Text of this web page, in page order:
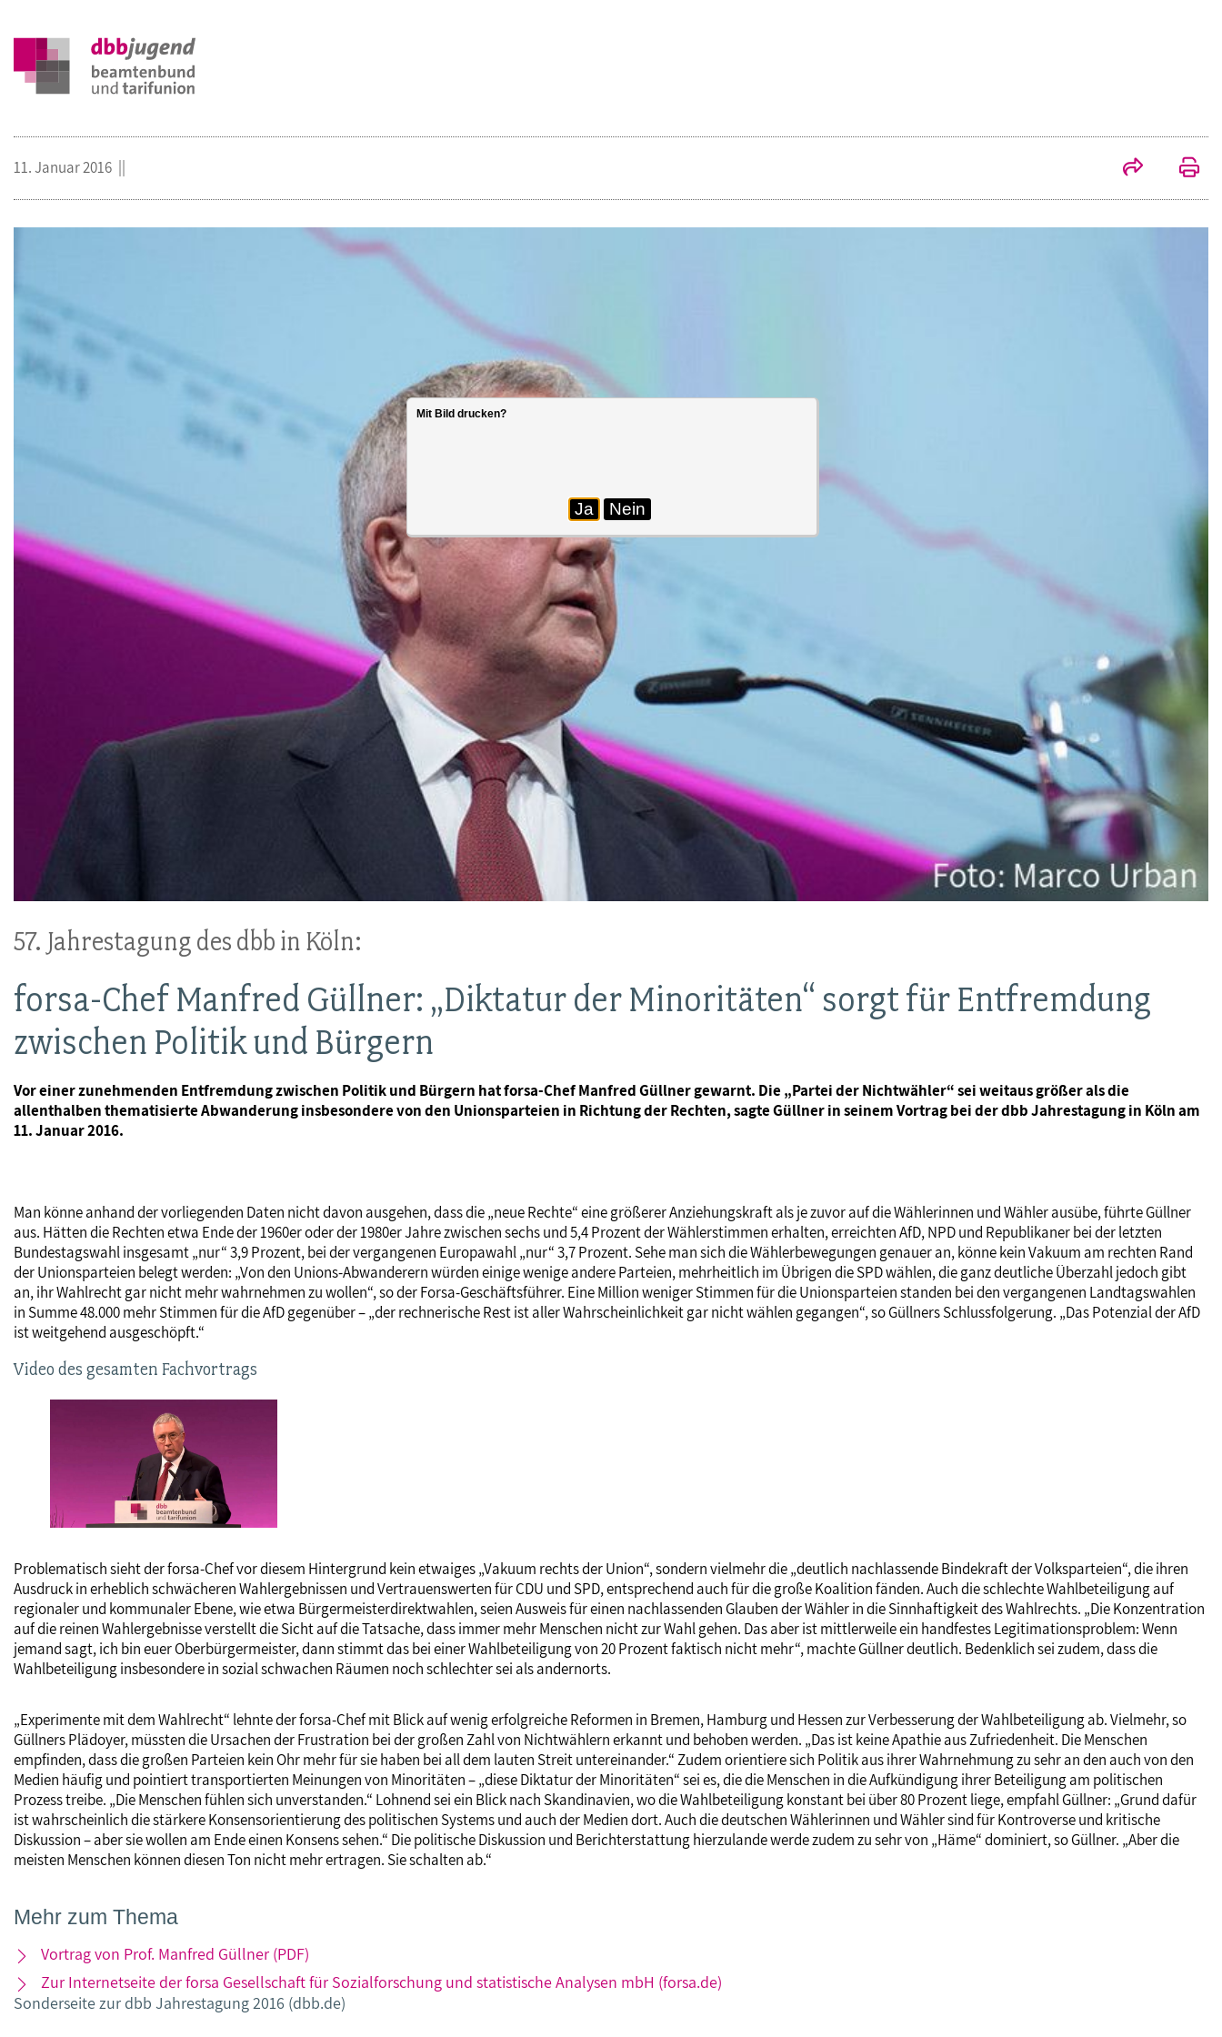
57. Jahrestagung des dbb in Köln:
forsa-Chef Manfred Güllner: „Diktatur der Minoritäten“ sorgt für Entfremdung
zwischen Politik und Bürgern
Vor einer zunehmenden Entfremdung zwischen Politik und Bürgern hat forsa-Chef Manfred Güllner gewarnt. Die „Partei der Nichtwähler“ sei weitaus größer als die
allenthalben thematisierte Abwanderung insbesondere von den Unionsparteien in Richtung der Rechten, sagte Güllner in seinem Vortrag bei der dbb Jahrestagung in Köln am
11. Januar 2016.
11. Januar 2016
Man könne anhand der vorliegenden Daten nicht davon ausgehen, dass die „neue Rechte“ eine größerer Anziehungskraft als je zuvor auf die Wählerinnen und Wähler ausübe, führte Güllner
aus. Hätten die Rechten etwa Ende der 1960er oder der 1980er Jahre zwischen sechs und 5,4 Prozent der Wählerstimmen erhalten, erreichten AfD, NPD und Republikaner bei der letzten
Bundestagswahl insgesamt „nur“ 3,9 Prozent, bei der vergangenen Europawahl „nur“ 3,7 Prozent. Sehe man sich die Wählerbewegungen genauer an, könne kein Vakuum am rechten Rand
der Unionsparteien belegt werden: „Von den Unions-Abwanderern würden einige wenige andere Parteien, mehrheitlich im Übrigen die SPD wählen, die ganz deutliche Überzahl jedoch gibt
an, ihr Wahlrecht gar nicht mehr wahrnehmen zu wollen“, so der Forsa-Geschäftsführer. Eine Million weniger Stimmen für die Unionsparteien standen bei den vergangenen Landtagswahlen
in Summe 48.000 mehr Stimmen für die AfD gegenüber – „der rechnerische Rest ist aller Wahrscheinlichkeit gar nicht wählen gegangen“, so Güllners Schlussfolgerung. „Das Potenzial der AfD
ist weitgehend ausgeschöpft.“
Video des gesamten Fachvortrags
Problematisch sieht der forsa-Chef vor diesem Hintergrund kein etwaiges „Vakuum rechts der Union“, sondern vielmehr die „deutlich nachlassende Bindekraft der Volksparteien“, die ihren
Ausdruck in erheblich schwächeren Wahlergebnissen und Vertrauenswerten für CDU und SPD, entsprechend auch für die große Koalition fänden. Auch die schlechte Wahlbeteiligung auf
regionaler und kommunaler Ebene, wie etwa Bürgermeisterdirektwahlen, seien Ausweis für einen nachlassenden Glauben der Wähler in die Sinnhaftigkeit des Wahlrechts. „Die Konzentration
auf die reinen Wahlergebnisse verstellt die Sicht auf die Tatsache, dass immer mehr Menschen nicht zur Wahl gehen. Das aber ist mittlerweile ein handfestes Legitimationsproblem: Wenn
jemand sagt, ich bin euer Oberbürgermeister, dann stimmt das bei einer Wahlbeteiligung von 20 Prozent faktisch nicht mehr“, machte Güllner deutlich. Bedenklich sei zudem, dass die
Wahlbeteiligung insbesondere in sozial schwachen Räumen noch schlechter sei als andernorts.
„Experimente mit dem Wahlrecht“ lehnte der forsa-Chef mit Blick auf wenig erfolgreiche Reformen in Bremen, Hamburg und Hessen zur Verbesserung der Wahlbeteiligung ab. Vielmehr, so
Güllners Plädoyer, müssten die Ursachen der Frustration bei der großen Zahl von Nichtwählern erkannt und behoben werden. „Das ist keine Apathie aus Zufriedenheit. Die Menschen
empfinden, dass die großen Parteien kein Ohr mehr für sie haben bei all dem lauten Streit untereinander.“ Zudem orientiere sich Politik aus ihrer Wahrnehmung zu sehr an den auch von den
Medien häufig und pointiert transportierten Meinungen von Minoritäten – „diese Diktatur der Minoritäten“ sei es, die die Menschen in die Aufkündigung ihrer Beteiligung am politischen
Prozess treibe. „Die Menschen fühlen sich unverstanden.“ Lohnend sei ein Blick nach Skandinavien, wo die Wahlbeteiligung konstant bei über 80 Prozent liege, empfahl Güllner: „Grund dafür
ist wahrscheinlich die stärkere Konsensorientierung des politischen Systems und auch der Medien dort. Auch die deutschen Wählerinnen und Wähler sind für Kontroverse und kritische
Diskussion – aber sie wollen am Ende einen Konsens sehen.“ Die politische Diskussion und Berichterstattung hierzulande werde zudem zu sehr von „Häme“ dominiert, so Güllner. „Aber die
meisten Menschen können diesen Ton nicht mehr ertragen. Sie schalten ab.“
Mehr zum Thema
Vortrag von Prof. Manfred Güllner (PDF)
Zur Internetseite der forsa Gesellschaft für Sozialforschung und statistische Analysen mbH (forsa.de)
Sonderseite zur dbb Jahrestagung 2016 (dbb.de)
Mit Bild drucken?
Ja Nein